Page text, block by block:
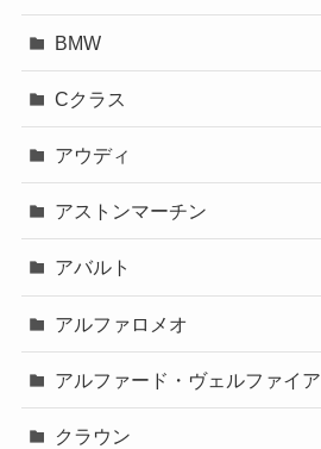
BMW
Cクラス
アウディ
アストンマーチン
アバルト
アルファロメオ
アルファード・ヴェルファイア
クラウン